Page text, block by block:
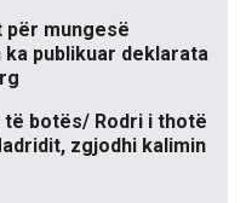
për mungesë
publikuar deklarata
të botës/ Rodri i thotë
zgjodhi kalimin